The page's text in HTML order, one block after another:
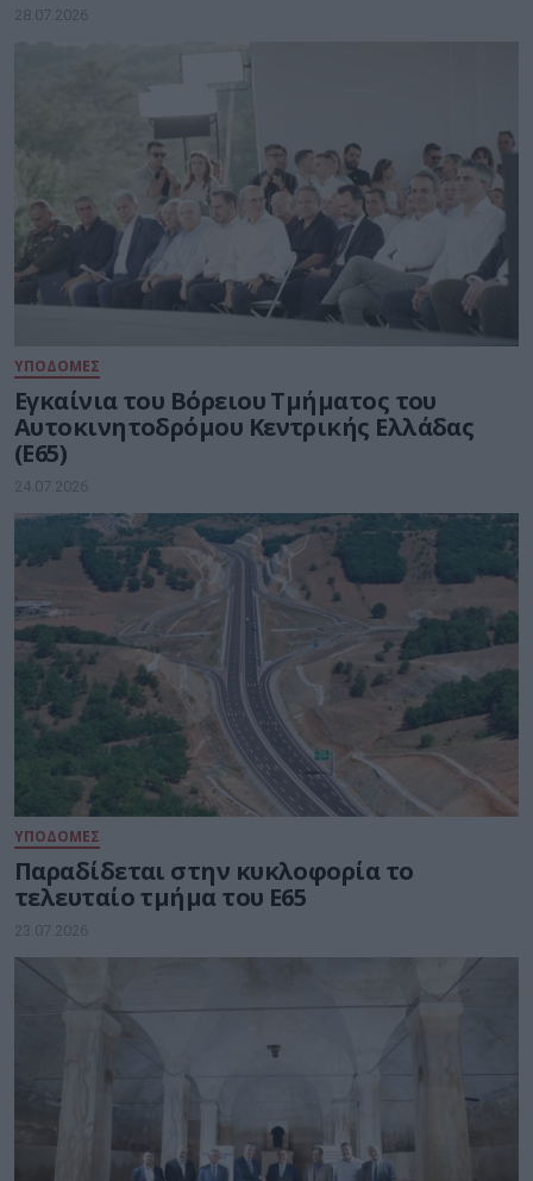
28.07.2026
ΥΠΟΔΟΜΕΣ
Εγκαίνια του Βόρειου Τμήματος του
Αυτοκινητοδρόμου Κεντρικής Ελλάδας
(Ε65)
24.07.2026
ΥΠΟΔΟΜΕΣ
Παραδίδεται στην κυκλοφορία το
τελευταίο τμήμα του Ε65
23.07.2026